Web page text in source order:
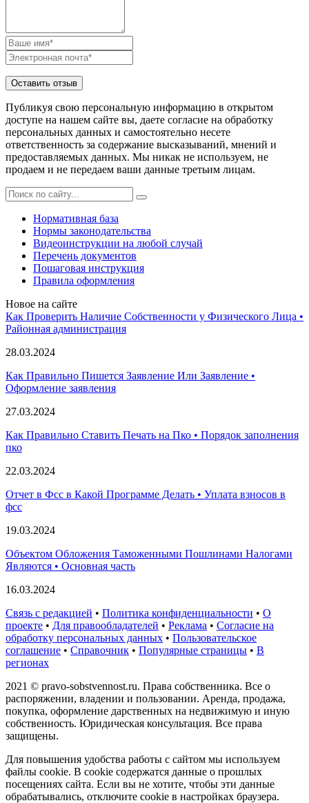
Публикуя свою персональную информацию в открытом
доступе на нашем сайте вы, даете согласие на обработку
персональных данных и самостоятельно несете
ответственность за содержание высказываний, мнений и
предоставляемых данных. Мы никак не используем, не
продаем и не передаем ваши данные третьим лицам.
Нормативная база
Нормы законодательства
Видеоинструкции на любой случай
Перечень документов
Пошаговая инструкция
Правила оформления
Новое на сайте
Как Проверить Наличие Собственности у Физического Лица •
Paйoннaя aдминиcтpaция
28.03.2024
Как Правильно Пишется Заявление Или Заявление •
Оформление заявления
27.03.2024
Как Правильно Ставить Печать на Пко • Порядок заполнения
пко
22.03.2024
Отчет в Фсс в Какой Программе Делать • Уплата взносов в
фсс
19.03.2024
Объектом Обложения Таможенными Пошлинами Налогами
Являются • Основная часть
16.03.2024
Связь с редакцией • Политика конфиденциальности • О
проекте • Для правообладателей • Реклама • Согласие на
обработку персональных данных • Пользовательское
соглашение • Справочник • Популярные страницы • В
регионах
2021 © pravo-sobstvennost.ru. Права собственника. Все о
распоряжении, владении и пользовании. Аренда, продажа,
покупка, оформление дарственных на недвижимую и иную
собственность. Юридическая консультация. Все права
защищены.
Для повышения удобства работы с сайтом мы используем
файлы cookie. В cookie содержатся данные о прошлых
посещениях сайта. Если вы не хотите, чтобы эти данные
обрабатывались, отключите cookie в настройках браузера.